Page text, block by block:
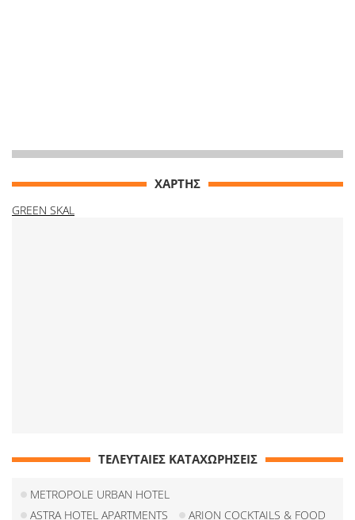
ΧΑΡΤΗΣ
GREEN SKAL
ΤΕΛΕΥΤΑΙΕΣ ΚΑΤΑΧΩΡΗΣΕΙΣ
METROPOLE URBAN HOTEL
ASTRA HOTEL APARTMENTS
ARION COCKTAILS & FOOD